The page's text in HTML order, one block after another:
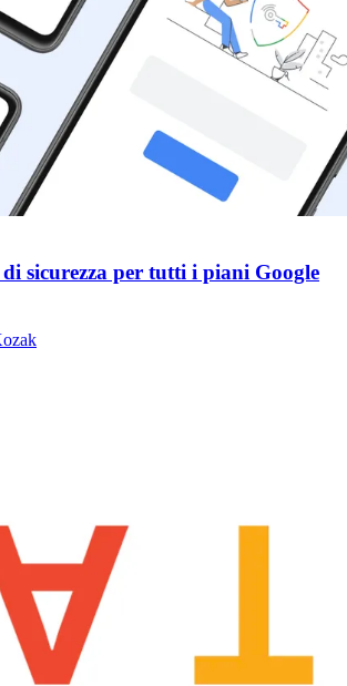
sicurezza per tutti i piani Google